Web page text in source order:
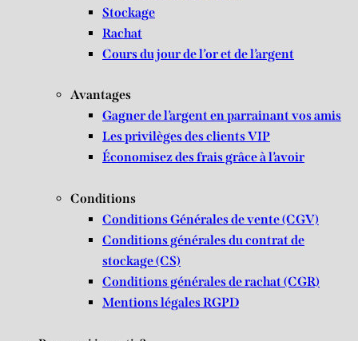
Stockage
Rachat
Cours du jour de l’or et de l’argent
Avantages
Gagner de l’argent en parrainant vos amis
Les privilèges des clients VIP
Économisez des frais grâce à l’avoir
Conditions
Conditions Générales de vente (CGV)
Conditions générales du contrat de
stockage (CS)
Conditions générales de rachat (CGR)
Mentions légales RGPD